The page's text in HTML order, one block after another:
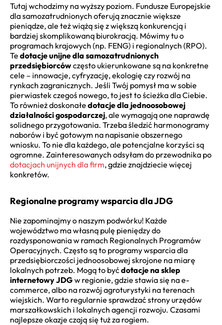
Tutaj wchodzimy na wyższy poziom. Fundusze Europejskie
dla samozatrudnionych oferują znacznie większe
pieniądze, ale też wiążą się z większą konkurencją i
bardziej skomplikowaną biurokracją. Mówimy tu o
programach krajowych (np. FENG) i regionalnych (RPO).
Te dotacje unijne dla samozatrudnionych
przedsiębiorcówczęsto ukierunkowane są na konkretne
cele – innowacje, cyfryzację, ekologię czy rozwój na
rynkach zagranicznych. Jeśli Twój pomysł ma w sobie
pierwiastek czegoś nowego, to jest to ścieżka dla Ciebie.
To również doskonałe dotacje dla jednoosobowej
działalności gospodarczej, ale wymagają one naprawdę
solidnego przygotowania. Trzeba śledzić harmonogramy
naborów i być gotowym na napisanie obszernego
wniosku. To nie dla każdego, ale potencjalne korzyści są
ogromne. Zainteresowanych odsyłam do przewodnika po
dotacjach unijnych dla firm, gdzie znajdziecie więcej
konkretów.
Regionalne programy wsparcia dla JDG
Nie zapominajmy o naszym podwórku! Każde
województwo ma własną pulę pieniędzy do
rozdysponowania w ramach Regionalnych Programów
Operacyjnych. Często są to programy wsparcia dla
przedsiębiorczości jednoosobowej skrojone na miarę
lokalnych potrzeb. Mogą to byćdotacje na sklep
internetowy JDG w regionie, gdzie stawia się na e-
commerce, albo na rozwój agroturystyki na terenach
wiejskich. Warto regularnie sprawdzać strony urzędów
marszałkowskich i lokalnych agencji rozwoju. Czasami
najlepsze okazje czają się tuż za rogiem.